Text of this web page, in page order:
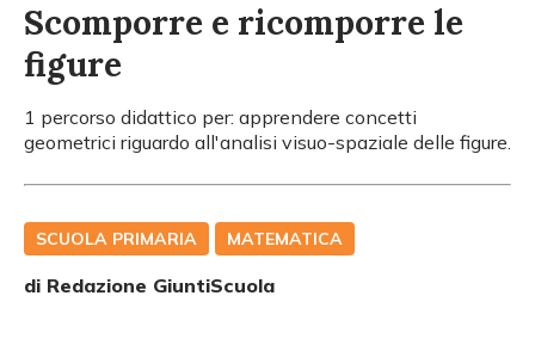
Scomporre e ricomporre le
figure
1 percorso didattico per: apprendere concetti
geometrici riguardo all'analisi visuo-spaziale delle figure.
SCUOLA PRIMARIA MATEMATICA
di Redazione GiuntiScuola